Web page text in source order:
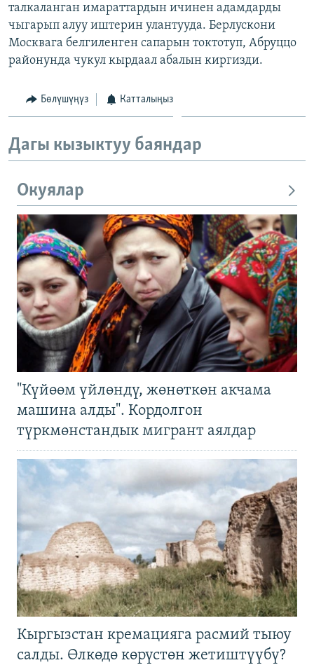
ЭЕ/АРнун бардык сайттары
талкаланган имараттардын ичинен адамдарды
чыгарып алуу иштерин улантууда. Берлускони
Москвага белгиленген сапарын токтотуп, Абруццо
районунда чукул кырдаал абалын киргизди.
Бөлүшүңүз Катталыңыз
Дагы кызыктуу баяндар
Окуялар
"Күйөөм үйлөндү, жөнөткөн акчама
машина алды". Кордолгон
түркмөнстандык мигрант аялдар
Кыргызстан кремацияга расмий тыюу
салды. Өлкөдө көрүстөн жетиштүүбү?